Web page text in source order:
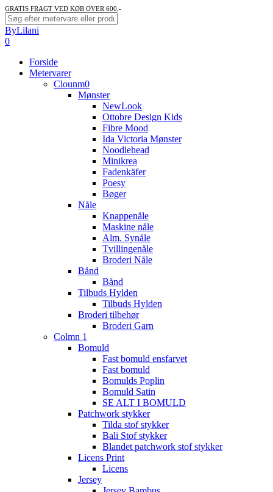
Skip
to
main
content
GRATIS FRAGT VED KØB OVER 600,-
Close
Search
ByLilani
search
account
0
Forside
Metervarer
Clounm0
Mønster
NewLook
Ottobre Design Kids
Fibre Mood
Ida Victoria Mønster
Noodlehead
Minikrea
Fadenkäfer
Poesy
Bøger
Nåle
Knappenåle
Maskine nåle
Alm. Synåle
Tvillingenåle
Broderi Nåle
Bånd
Bånd
Tilbuds Hylden
Tilbuds Hylden
Broderi tilbehør
Broderi Garn
Colmn 1
Bomuld
Fast bomuld ensfarvet
Fast bomuld
Bomulds Poplin
Bomuld Satin
SE ALT I BOMULD
Patchwork stykker
Tilda stof stykker
Bali Stof stykker
Blandet patchwork stof stykker
Licens Print
Licens
Jersey